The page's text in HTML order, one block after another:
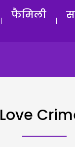
फैमिली
Love